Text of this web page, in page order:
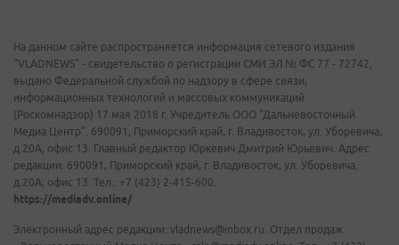
На данном сайте распространяется информация сетевого издания
"VLADNEWS" - свидетельство о регистрации СМИ ЭЛ № ФС 77 - 72742,
выдано Федеральной службой по надзору в сфере связи,
информационных технологий и массовых коммуникаций
(Роскомнадзор) 17 мая 2018 г. Учредитель ООО "Дальневосточный
Медиа Центр". 690091, Приморский край, г. Владивосток, ул. Уборевича,
д.20А, офис 13. Главный редактор Юркевич Дмитрий Юрьевич. Адрес
редакции: 690091, Приморский край, г. Владивосток, ул. Уборевича,
д.20А, офис 13. Тел.: +7 (423) 2-415-600.
https://mediadv.online/
Электронный адрес редакции: vladnews@inbox.ru. Отдел продаж